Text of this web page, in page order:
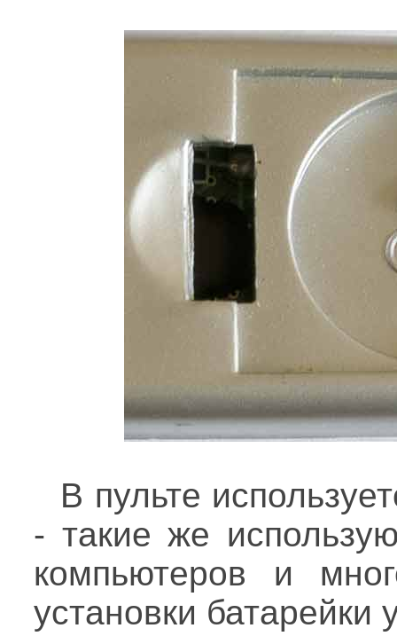
В пульте
- такие же
компьютеров и
установки батарейки